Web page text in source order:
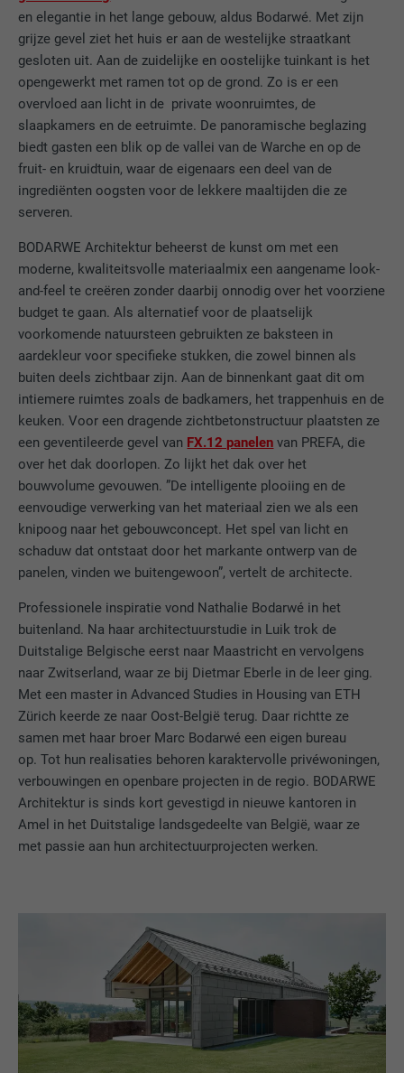
en elegantie in het lange gebouw, aldus Bodarwé. Met zijn
grijze gevel ziet het huis er aan de westelijke straatkant
gesloten uit. Aan de zuidelijke en oostelijke tuinkant is het
opengewerkt met ramen tot op de grond. Zo is er een
overvloed aan licht in de private woonruimtes, de
slaapkamers en de eetruimte. De panoramische beglazing
biedt gasten een blik op de vallei van de Warche en op de
fruit- en kruidtuin, waar de eigenaars een deel van de
ingrediënten oogsten voor de lekkere maaltijden die ze
serveren.
BODARWE Architektur beheerst de kunst om met een
moderne, kwaliteitsvolle materiaalmix een aangename look-
and-feel te creëren zonder daarbij onnodig over het voorziene
budget te gaan. Als alternatief voor de plaatselijk
voorkomende natuursteen gebruikten ze baksteen in
aardekleur voor specifieke stukken, die zowel binnen als
buiten deels zichtbaar zijn. Aan de binnenkant gaat dit om
intiemere ruimtes zoals de badkamers, het trappenhuis en de
keuken. Voor een dragende zichtbetonstructuur plaatsten ze
een geventileerde gevel van FX.12 panelen van PREFA, die
over het dak doorlopen. Zo lijkt het dak over het
bouwvolume gevouwen. ”De intelligente plooiing en de
eenvoudige verwerking van het materiaal zien we als een
knipoog naar het gebouwconcept. Het spel van licht en
schaduw dat ontstaat door het markante ontwerp van de
panelen, vinden we buitengewoon”, vertelt de architecte.
Professionele inspiratie vond Nathalie Bodarwé in het
buitenland. Na haar architectuurstudie in Luik trok de
Duitstalige Belgische eerst naar Maastricht en vervolgens
naar Zwitserland, waar ze bij Dietmar Eberle in de leer ging.
Met een master in Advanced Studies in Housing van ETH
Zürich keerde ze naar Oost-België terug. Daar richtte ze
samen met haar broer Marc Bodarwé een eigen bureau
op. Tot hun realisaties behoren karaktervolle privéwoningen,
verbouwingen en openbare projecten in de regio. BODARWE
Architektur is sinds kort gevestigd in nieuwe kantoren in
Amel in het Duitstalige landsgedeelte van België, waar ze
met passie aan hun architectuurprojecten werken.